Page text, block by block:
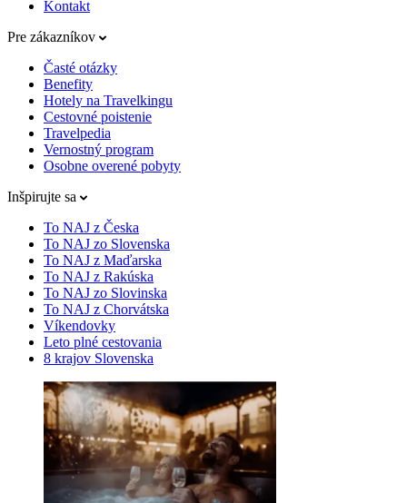
Kontakt
Pre zákazníkov
Časté otázky
Benefity
Hotely na Travelkingu
Cestovné poistenie
Travelpedia
Vernostný program
Osobne overené pobyty
Inšpirujte sa
To NAJ z Česka
To NAJ zo Slovenska
To NAJ z Maďarska
To NAJ z Rakúska
To NAJ zo Slovinska
To NAJ z Chorvátska
Víkendovky
Leto plné cestovania
8 krajov Slovenska